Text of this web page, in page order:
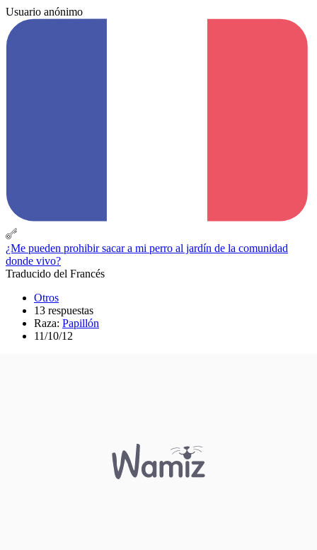
Usuario anónimo
¿Me pueden prohibir sacar a mi perro al jardín de la comunidad
donde vivo?
Traducido del Francés
Otros
13 respuestas
Raza: Papillón
11/10/12